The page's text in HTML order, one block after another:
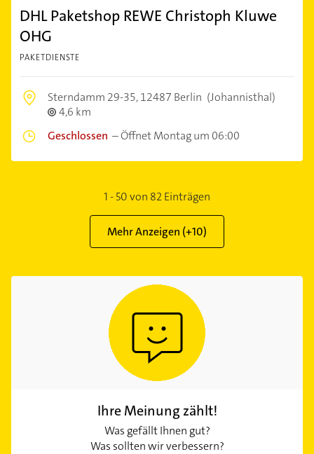
DHL Paketshop REWE Christoph Kluwe
OHG
PAKETDIENSTE
Sterndamm 29-35,12487 Berlin (Johannisthal)
4,6 km
Geschlossen –Öffnet Montag um 06:00
1-50von 82Einträgen
Mehr Anzeigen (+10)
Ihre Meinung zählt!
Was gefällt Ihnen gut?
Was sollten wir verbessern?